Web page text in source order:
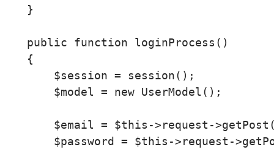
    }
    public function loginProcess()
    {
        $session = session();
        $model = new UserModel();
$email = $this->request-
$password = $this->request-